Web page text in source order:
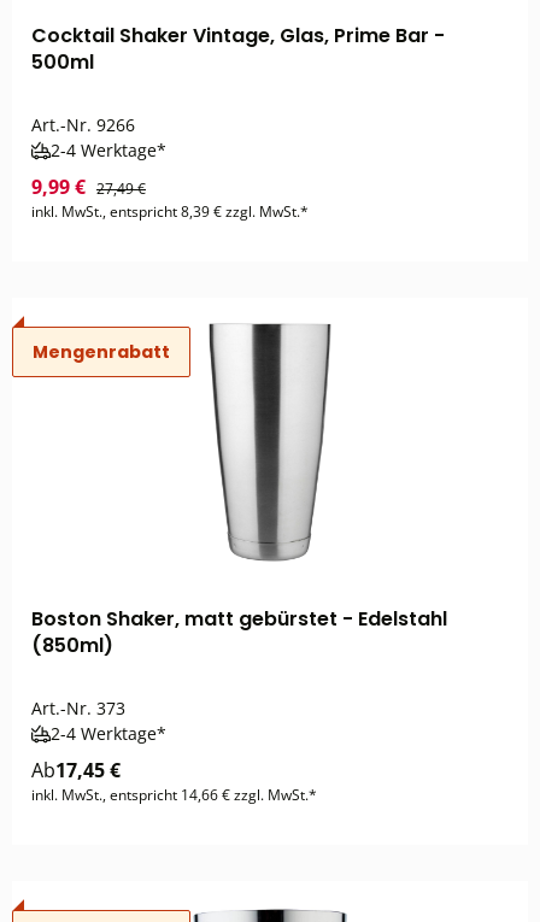
Cocktail Shaker Vintage, Glas, Prime Bar -
500ml
Art.-Nr. 9266
2-4 Werktage*
9,99 € 27,49 €
inkl. MwSt., entspricht 8,39 € zzgl. MwSt.*
Mengenrabatt
Boston Shaker, matt gebürstet - Edelstahl
(850ml)
Art.-Nr. 373
2-4 Werktage*
Ab17,45 €
inkl. MwSt., entspricht 14,66 € zzgl. MwSt.*